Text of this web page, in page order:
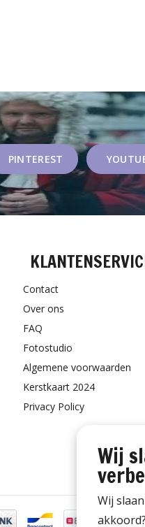
PINTEREST
Contact
Over ons
FAQ
Fotostudio
Algemene voorwaarden
Kerstkaart 2024
Privacy Policy
Wij
Wij
akkoord?